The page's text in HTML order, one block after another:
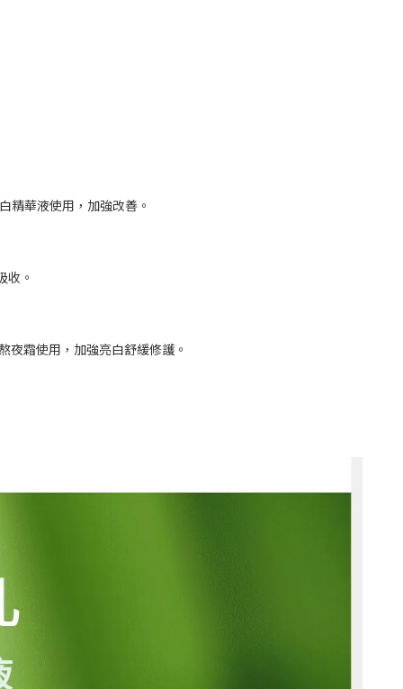
精華液使用，加強改善。
收。
霜使用，加強亮白舒緩修護。